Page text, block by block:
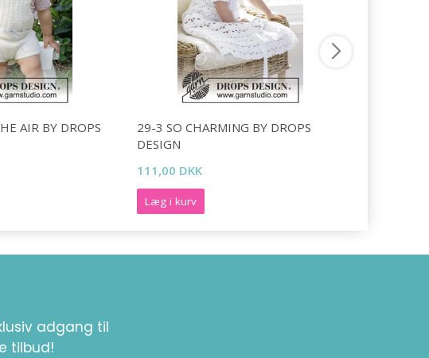
AIR BY DROPS
29-3 SO CHARMING BY DROPS
DESIGN
111,00 DKK
Læg i kurv
adgang til
tilbud!